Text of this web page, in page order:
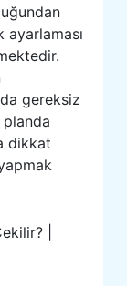
ayarlaması
gereksiz
planda
dikkat
|